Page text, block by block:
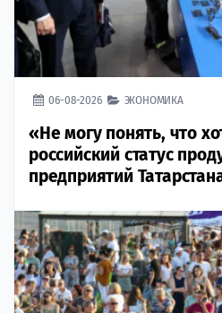
06-08-2026 ЭКОНОМИКА
«Не могу понять, что
российский статус
предприятий